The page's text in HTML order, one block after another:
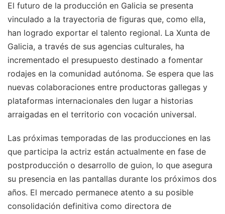
El futuro de la producción en Galicia se presenta
vinculado a la trayectoria de figuras que, como ella,
han logrado exportar el talento regional. La Xunta de
Galicia, a través de sus agencias culturales, ha
incrementado el presupuesto destinado a fomentar
rodajes en la comunidad autónoma. Se espera que las
nuevas colaboraciones entre productoras gallegas y
plataformas internacionales den lugar a historias
arraigadas en el territorio con vocación universal.
Las próximas temporadas de las producciones en las
que participa la actriz están actualmente en fase de
postproducción o desarrollo de guion, lo que asegura
su presencia en las pantallas durante los próximos dos
años. El mercado permanece atento a su posible
consolidación definitiva como directora de